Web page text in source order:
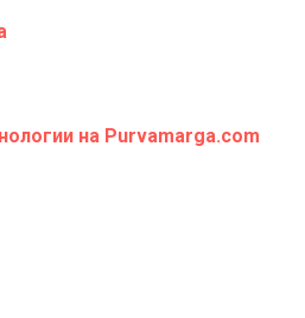
на Purvamarga.com